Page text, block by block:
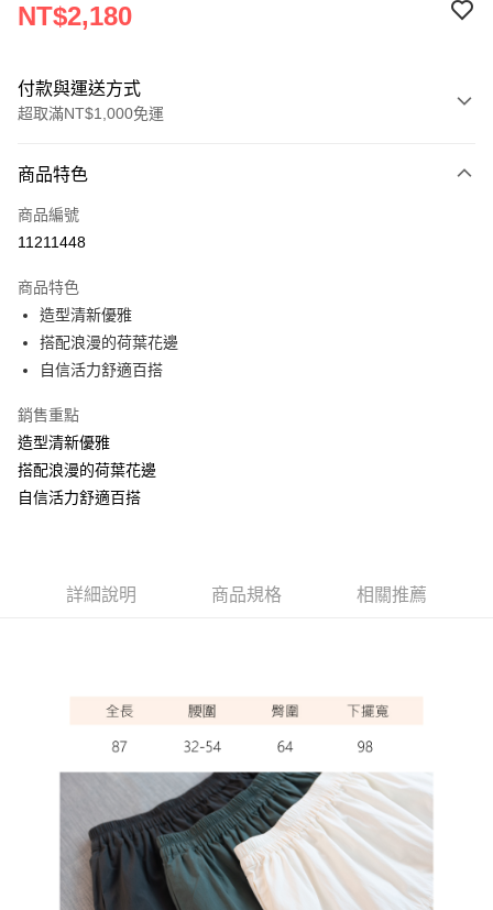
NT$2,180
付款與運送方式
超取滿NT$1,000免運
信用卡一次付款
超商取貨付款
Apple Pay
悠遊付
運送方式
全家取貨付款
每筆NT$60，滿NT$1,000(含以上)免運費
商品特色
商品編號
11211448
商品特色
造型清新優雅
搭配浪漫的荷葉花邊
自信活力舒適百搭
銷售重點
造型清新優雅
搭配浪漫的荷葉花邊
自信活力舒適百搭
詳細說明 商品規格 相關推薦